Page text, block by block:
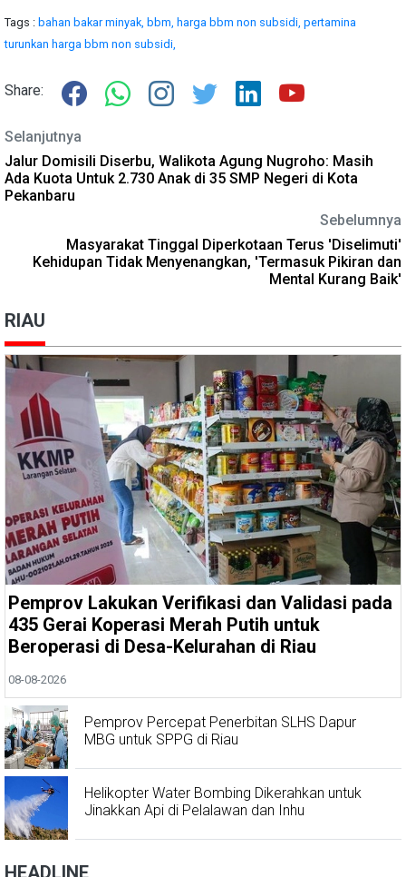
Tags : bahan bakar minyak, bbm, harga bbm non subsidi, pertamina
turunkan harga bbm non subsidi,
Share:
Selanjutnya
Jalur Domisili Diserbu, Walikota Agung Nugroho: Masih
Ada Kuota Untuk 2.730 Anak di 35 SMP Negeri di Kota
Pekanbaru
Sebelumnya
Masyarakat Tinggal Diperkotaan Terus 'Diselimuti'
Kehidupan Tidak Menyenangkan, 'Termasuk Pikiran dan
Mental Kurang Baik'
RIAU
Pemprov Lakukan Verifikasi dan Validasi pada
435 Gerai Koperasi Merah Putih untuk
Beroperasi di Desa-Kelurahan di Riau
08-08-2026
Pemprov Percepat Penerbitan SLHS Dapur
MBG untuk SPPG di Riau
Helikopter Water Bombing Dikerahkan untuk
Jinakkan Api di Pelalawan dan Inhu